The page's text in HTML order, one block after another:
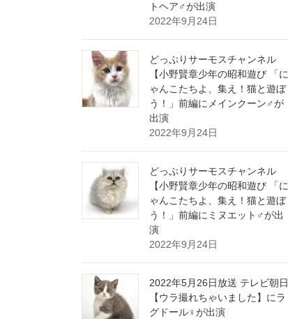
トヘア♂が出演
2022年9月24日
どっぷりサーモスチャンネル
【小野賢章少年の昭和遊び 「に
ゃんこたちよ、集え！猫と遊ぼ
う！」前編にメインクーン♂が
出演
2022年9月24日
どっぷりサーモスチャンネル
【小野賢章少年の昭和遊び 「に
ゃんこたちよ、集え！猫と遊ぼ
う！」前編にミヌエット♂が出
演
2022年9月24日
2022年5月26日放送 テレビ朝日
【ウラ撮れちゃいました】にラ
グドール♀が出演